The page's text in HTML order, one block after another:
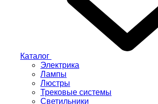
Каталог
Электрика
Лампы
Люстры
Трековые системы
Светильники